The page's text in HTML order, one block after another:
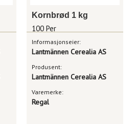
Kornbrød 1 kg
100 Per
Informasjonseier:
Lantmännen Cerealia AS
Produsent:
Lantmännen Cerealia AS
Varemerke:
Regal